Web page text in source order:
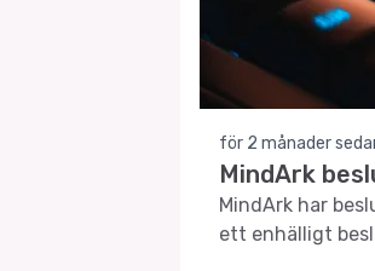
för 2 månader
MindArk
MindArk har
ett enhälligt